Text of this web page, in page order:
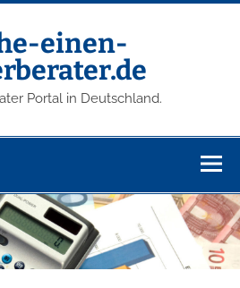
einen-
Portal in Deutschland.